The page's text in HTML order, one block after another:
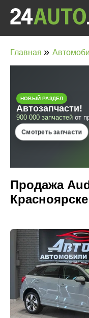
Главная »
Продажа
Красноярске